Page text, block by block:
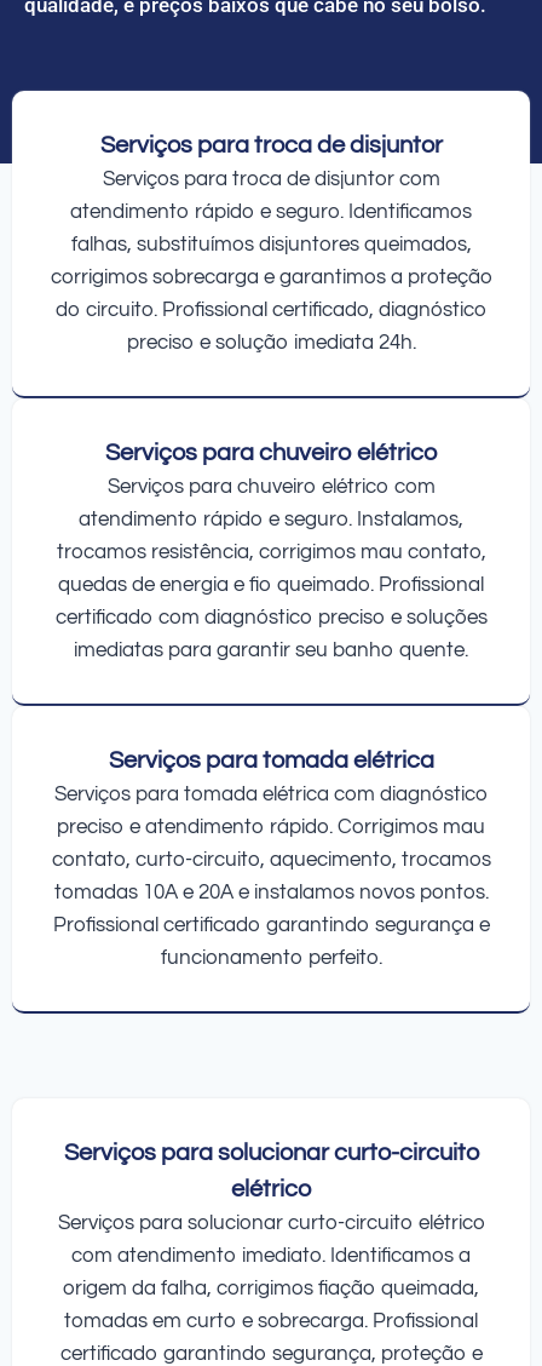
Serviços para troca de disjuntor
Serviços para troca de disjuntor com
atendimento rápido e seguro. Identificamos
falhas, substituímos disjuntores queimados,
corrigimos sobrecarga e garantimos a proteção
do circuito. Profissional certificado, diagnóstico
preciso e solução imediata 24h.
Serviços para chuveiro elétrico
Serviços para chuveiro elétrico com
atendimento rápido e seguro. Instalamos,
trocamos resistência, corrigimos mau contato,
quedas de energia e fio queimado. Profissional
certificado com diagnóstico preciso e soluções
imediatas para garantir seu banho quente.
Serviços para tomada elétrica
Serviços para tomada elétrica com diagnóstico
preciso e atendimento rápido. Corrigimos mau
contato, curto-circuito, aquecimento, trocamos
tomadas 10A e 20A e instalamos novos pontos.
Profissional certificado garantindo segurança e
funcionamento perfeito.
Serviços para solucionar curto-circuito
elétrico
Serviços para solucionar curto-circuito elétrico
com atendimento imediato. Identificamos a
origem da falha, corrigimos fiação queimada,
tomadas em curto e sobrecarga. Profissional
certificado garantindo segurança, proteção e